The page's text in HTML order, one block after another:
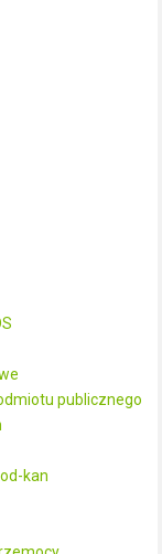
publicznego
kan